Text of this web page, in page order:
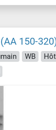
150-
WB